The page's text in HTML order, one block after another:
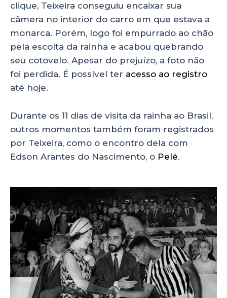
clique, Teixeira conseguiu encaixar sua
câmera no interior do carro em que estava a
monarca. Porém, logo foi empurrado ao chão
pela escolta da rainha e acabou quebrando
seu cotovelo. Apesar do prejuízo, a foto não
foi perdida. É possível ter acesso ao registro
até hoje.
Durante os 11 dias de visita da rainha ao Brasil,
outros momentos também foram registrados
por Teixeira, como o encontro dela com
Edson Arantes do Nascimento, o Pelé.